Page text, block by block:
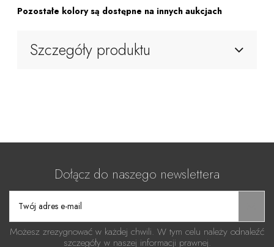
Pozostałe kolory są dostępne na innych aukcjach
Szczegóły produktu
Dołącz do naszego newslettera
Możesz zrezygnować w każdej chwili. W tym celu należy odnaleźć
szczegóły w naszej informacji prawnej.